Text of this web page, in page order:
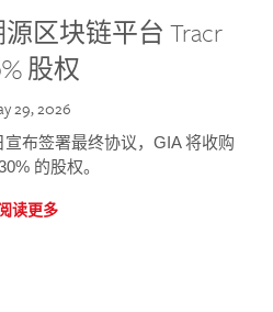
区块链平台 Tracr
股权
29, 2026
布签署最终协议，GIA 将收购
的股权。
读更多